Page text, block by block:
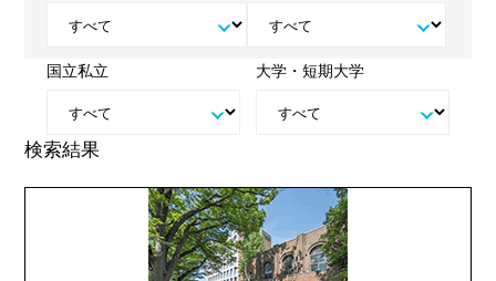
国立私立 大学・短期大学
検索結果